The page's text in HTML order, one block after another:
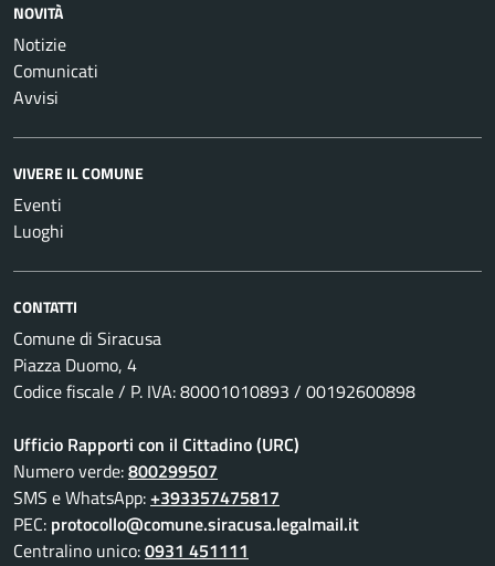
NOVITÀ
Notizie
Comunicati
Avvisi
VIVERE IL COMUNE
Eventi
Luoghi
CONTATTI
Comune di Siracusa
Piazza Duomo, 4
Codice fiscale / P. IVA: 80001010893 / 00192600898
Ufficio Rapporti con il Cittadino (URC)
Numero verde:800299507
SMS e WhatsApp:+393357475817
PEC: protocollo@comune.siracusa.legalmail.it
Centralino unico:0931 451111